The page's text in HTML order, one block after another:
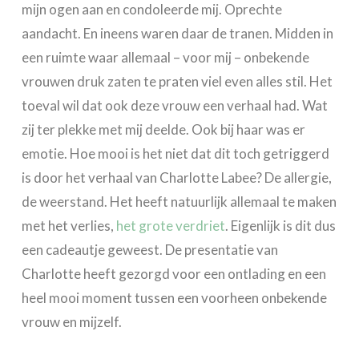
mijn ogen aan en condoleerde mij. Oprechte
aandacht. En ineens waren daar de tranen. Midden in
een ruimte waar allemaal – voor mij – onbekende
vrouwen druk zaten te praten viel even alles stil. Het
toeval wil dat ook deze vrouw een verhaal had. Wat
zij ter plekke met mij deelde. Ook bij haar was er
emotie. Hoe mooi is het niet dat dit toch getriggerd
is door het verhaal van Charlotte Labee? De allergie,
de weerstand. Het heeft natuurlijk allemaal te maken
met het verlies, het grote verdriet. Eigenlijk is dit dus
een cadeautje geweest. De presentatie van
Charlotte heeft gezorgd voor een ontlading en een
heel mooi moment tussen een voorheen onbekende
vrouw en mijzelf.